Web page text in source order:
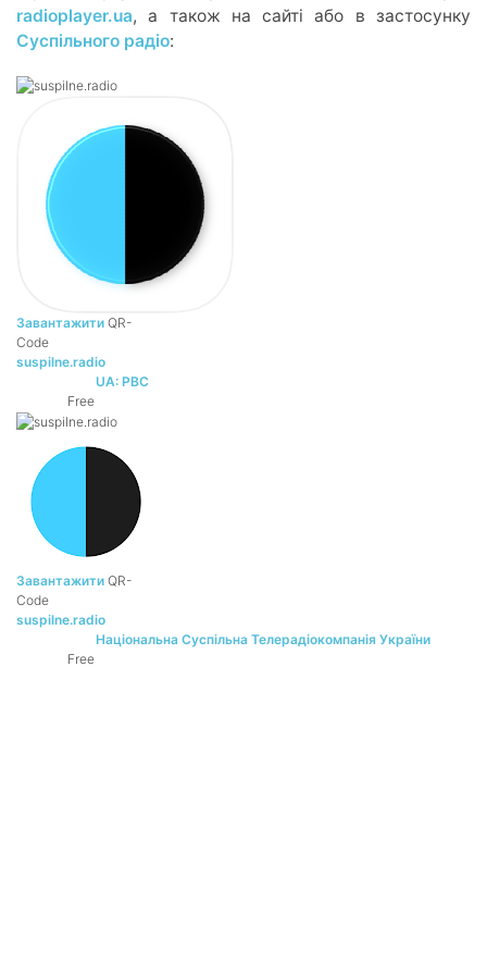
radioplayer.ua, а також на сайті або в застосунку
Суспільного радіо:
Завантажити QR-
Code
suspilne.radio
UA: PBC
Free
Завантажити QR-
Code
suspilne.radio
Національна Суспільна Телерадіокомпанія України
Free